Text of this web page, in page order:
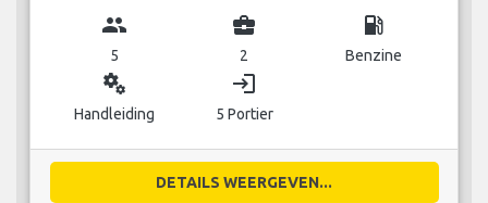
group
5
business_center
2
local_gas_station
Benzine
miscellaneous_services
Handleiding
login
5 Portier
DETAILS WEERGEVEN...